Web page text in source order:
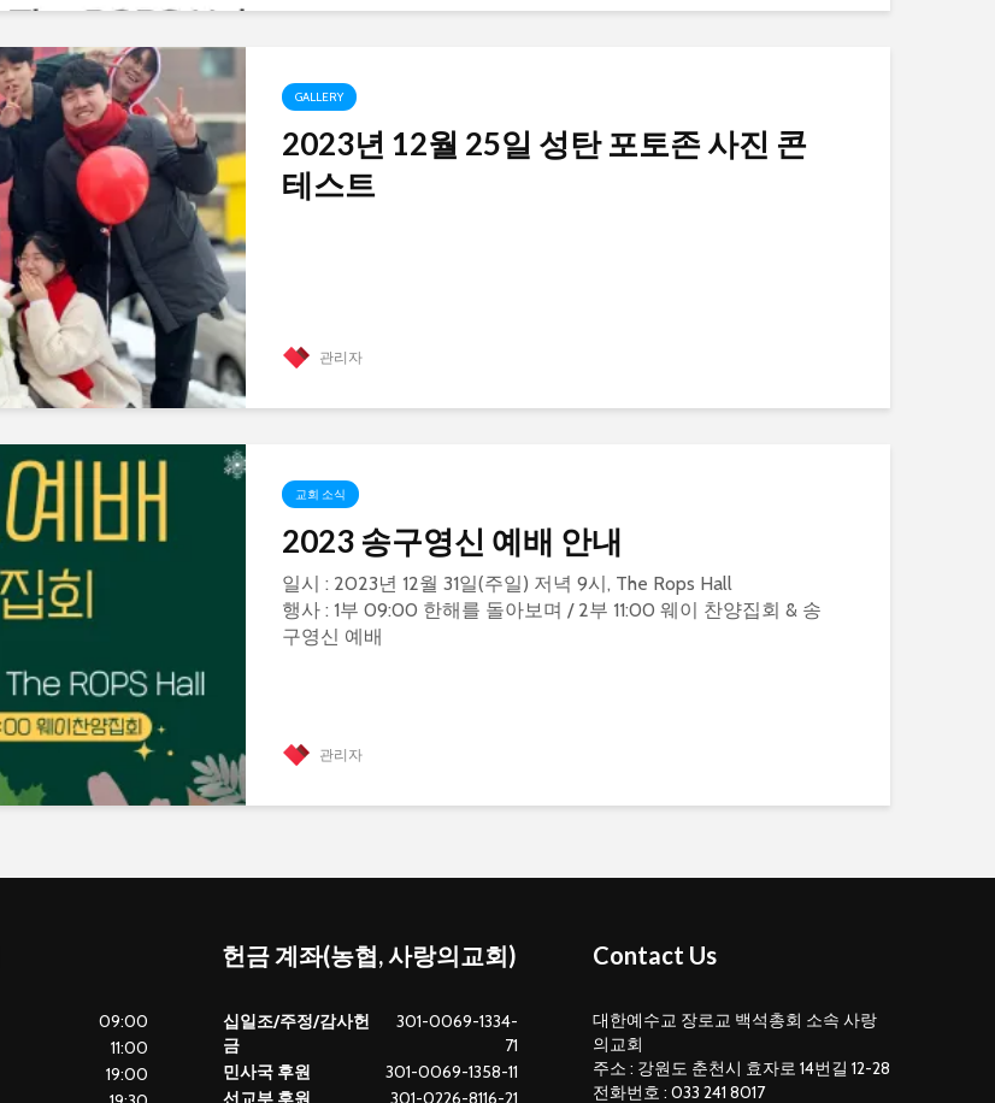
GALLERY
2023년 12월 25일 성탄 포토존 사진 콘
테스트
관리자
교회 소식
2023 송구영신 예배 안내
일시 : 2023년 12월 31일(주일) 저녁 9시, The Rops Hall
행사 : 1부 09:00 한해를 돌아보며 / 2부 11:00 웨이 찬양집회 & 송
구영신 예배
관리자
09:00
11:00
19:00
헌금 계좌(농협, 사랑의교회)
십일조/주정/감사헌
금
301-0069-1334-
71
민사국 후원
301-0069-1358-11
선교부 후원
301-0226-8116-21
Contact Us
대한예수교 장로교 백석총회 소속 사랑
의교회
주소 : 강원도 춘천시 효자로 14번길 12-28
전화번호 : 033 241 8017